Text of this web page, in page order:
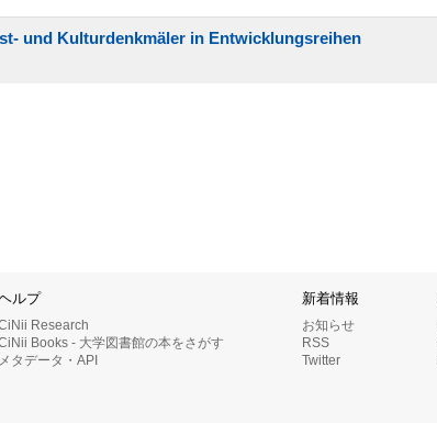
und Kulturdenkmäler in Entwicklungsreihen
ルプ
Research
Books - 大学図書館の本をさがす
メタデータ・API
新着情報
お知らせ
RSS
Twitter